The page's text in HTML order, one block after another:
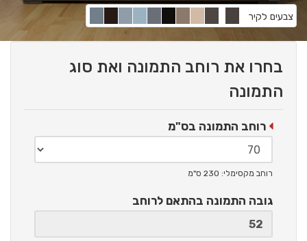
צבעים לקיר
בחרו את רוחב התמונה ואת סוג
התמונה
רוחב התמונה בס"מ
רוחב מקסימלי: 230 ס"מ
גובה התמונה בהתאם לרוחב